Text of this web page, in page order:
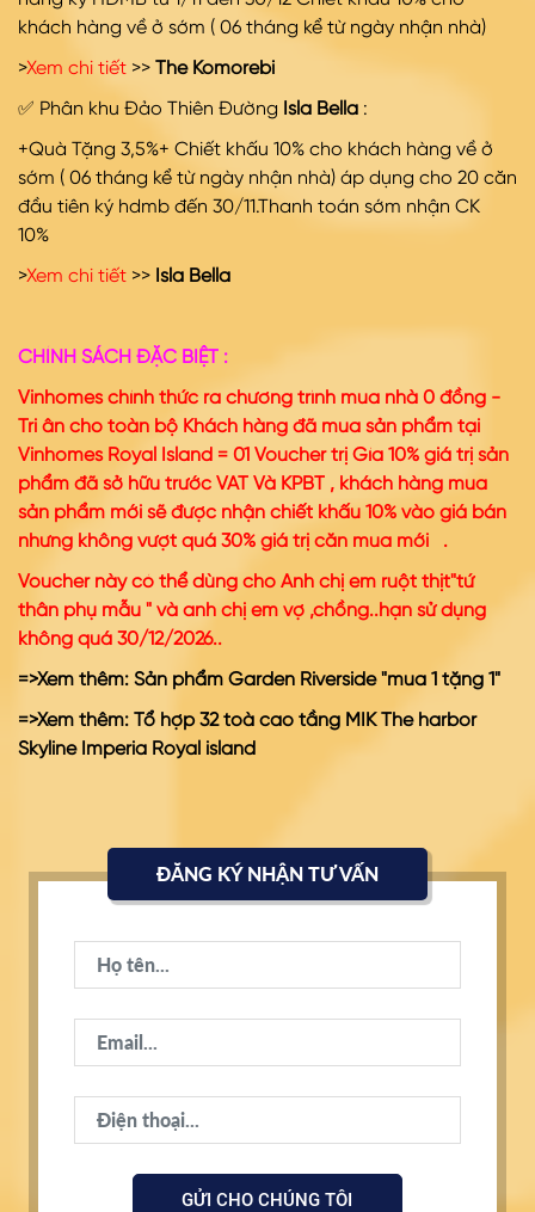
khách hàng về ở sớm ( 06 tháng kể từ ngày nhận nhà)
>Xem chi tiết >> The Komorebi
✅ Phân khu Đảo Thiên Đường Isla Bella :
+Quà Tặng 3,5%+ Chiết khấu 10% cho khách hàng về ở
sớm ( 06 tháng kể từ ngày nhận nhà) áp dụng cho 20 căn
đầu tiên ký hdmb đến 30/11.Thanh toán sớm nhận CK
10%
>Xem chi tiết >> Isla Bella
CHÍNH SÁCH ĐẶC BIỆT :
Vinhomes chính thức ra chương trình mua nhà 0 đồng -
Tri ân cho toàn bộ Khách hàng đã mua sản phẩm tại
Vinhomes Royal Island = 01 Voucher trị Gía 10% giá trị sản
phẩm đã sở hữu trước VAT Và KPBT , khách hàng mua
sản phẩm mới sẽ được nhận chiết khấu 10% vào giá bán
nhưng không vượt quá 30% giá trị căn mua mới .
Voucher này có thể dùng cho Anh chị em ruột thịt"tứ
thân phụ mẫu " và anh chị em vợ ,chồng..hạn sử dụng
không quá 30/12/2026..
=>Xem thêm: Sản phẩm Garden Riverside "mua 1 tặng 1"
=>Xem thêm: Tổ hợp 32 toà cao tầng MIK The harbor
Skyline Imperia Royal island
ĐĂNG KÝ NHẬN TƯ VẤN
GỬI CHO CHÚNG TÔI